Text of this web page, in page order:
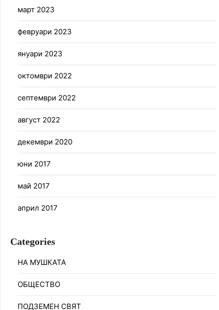
март 2023
февруари 2023
януари 2023
октомври 2022
септември 2022
август 2022
декември 2020
юни 2017
май 2017
април 2017
Categories
НА МУШКАТА
ОБЩЕСТВО
ПОДЗЕМЕН СВЯТ